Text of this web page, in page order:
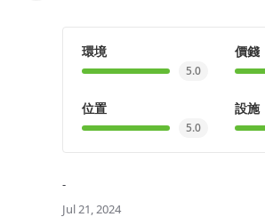
環境
5.0
價錢
位置
5.0
設施
-
Jul 21, 2024